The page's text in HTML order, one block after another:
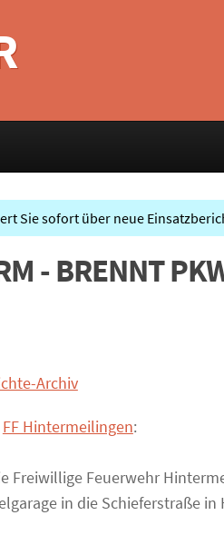
Sie sofort über neue
- BRENNT
Archiv
FF Hintermeilingen:
Freiwillige Feuerwehr
in die Schieferstraße